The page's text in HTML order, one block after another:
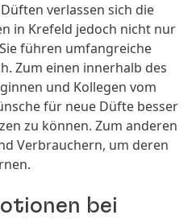
verlassen sich die
in Krefeld jedoch nicht nur
führen umfangreiche
Zum einen innerhalb des
und Kollegen vom
für neue Düfte besser
zu können. Zum anderen
Verbrauchern, um deren
bei